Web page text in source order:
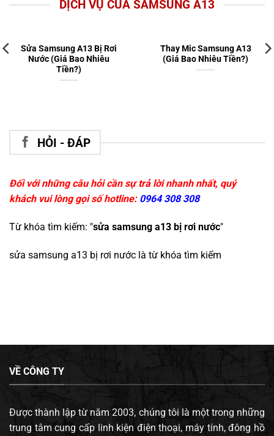
DỊCH VỤ CỦA SAMSUNG A13
Sửa Samsung A13 Bị Rơi
Nước (Giá Bao Nhiêu
Tiền?)
Thay Mic Samsung A13
(Giá Bao Nhiêu Tiền?)
HỎI - ĐÁP
Đối với những câu hỏi cần sự trả lời nhanh nhất, quý
khách vui lòng gọi số hotline: 0964 308 308
Từ khóa tìm kiếm: "sửa samsung a13 bị rơi nước"
sửa samsung a13 bị rơi nước là từ khóa tìm kiếm
VỀ CÔNG TY
Được thành lập từ năm 2003, chúng tôi là một trong những
trung tâm cung cấp linh kiện điện thoại, máy tính, đông hồ